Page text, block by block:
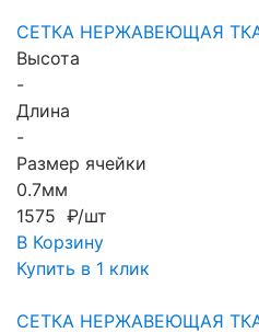
СЕТКА НЕРЖАВЕЮЩАЯ
Высота
-
Длина
-
Размер ячейки
0.7мм
1575 ₽/шт
В Корзину
Купить в 1 клик
СЕТКА НЕРЖАВЕЮЩАЯ